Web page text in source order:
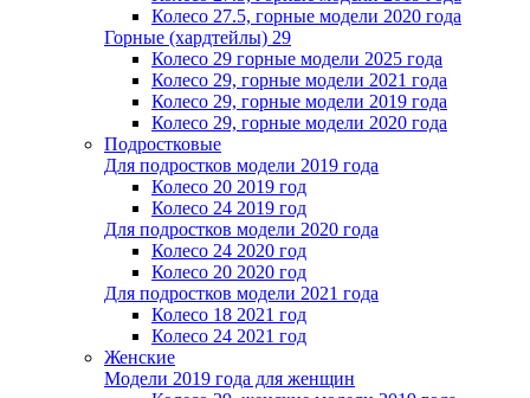
Колесо 27.5, горные модели 2020 года
Горные (хардтейлы) 29
Колесо 29 горные модели 2025 года
Колесо 29, горные модели 2021 года
Колесо 29, горные модели 2019 года
Колесо 29, горные модели 2020 года
Подростковые
Для подростков модели 2019 года
Колесо 20 2019 год
Колесо 24 2019 год
Для подростков модели 2020 года
Колесо 24 2020 год
Колесо 20 2020 год
Для подростков модели 2021 года
Колесо 18 2021 год
Колесо 24 2021 год
Женскиe
Модели 2019 года для женщин